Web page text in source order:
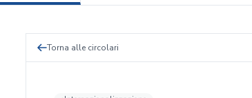
Torna alle circolari